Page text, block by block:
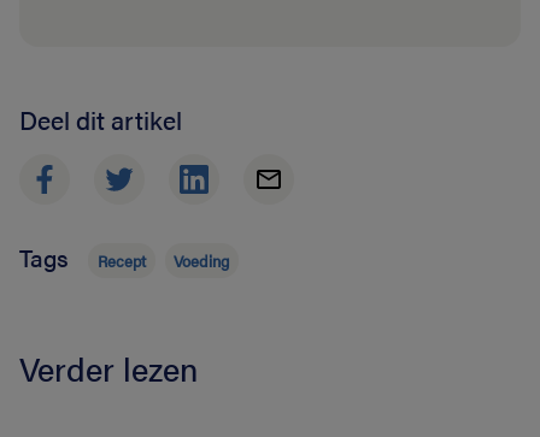
Deel dit artikel
Tags Recept Voeding
Verder lezen